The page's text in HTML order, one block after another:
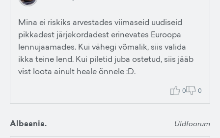
Mina ei riskiks arvestades viimaseid uudiseid
pikkadest järjekordadest erinevates Euroopa
lennujaamades. Kui vähegi võmalik, siis valida
ikka teine lend. Kui piletid juba ostetud, siis jääb
vist loota ainult heale õnnele :D.
0 0
Albaania. Üldfoorum